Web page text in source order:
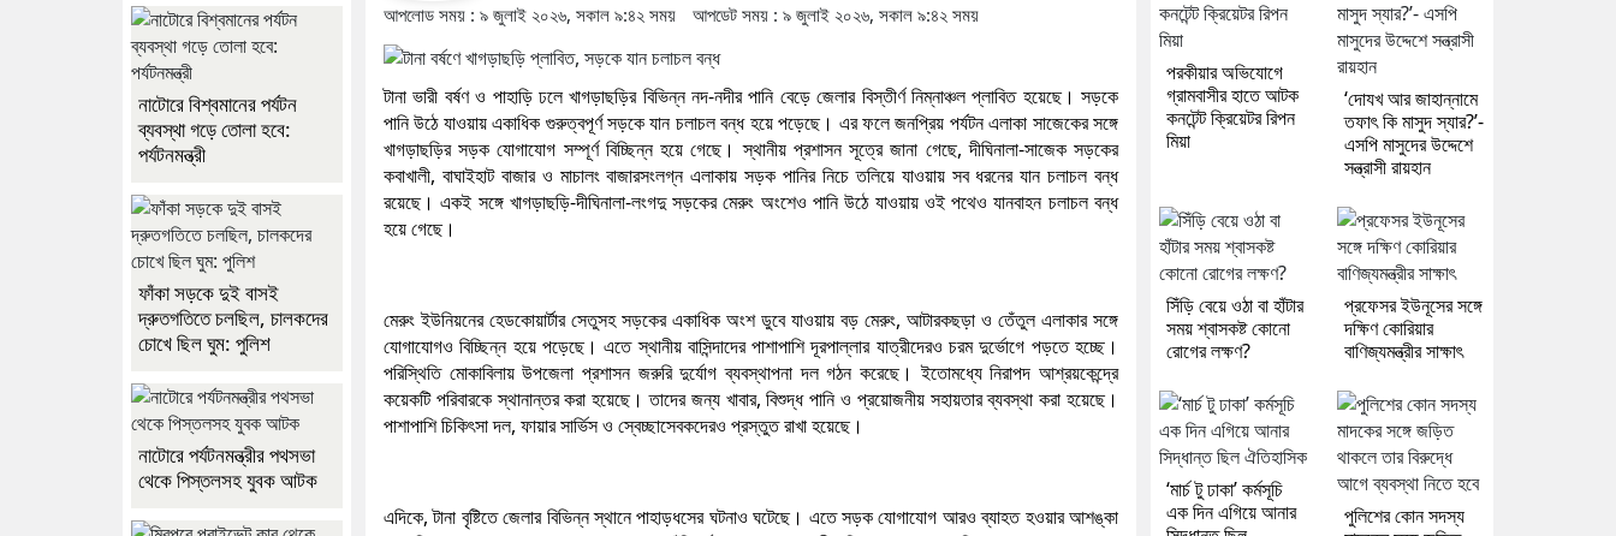
আপলোড সময় : ৯ জুলাই ২০২৬, সকাল ৯:৪২ সময় আপডেট সময় : ৯ জুলাই ২০২৬, সকাল ৯:৪২ সময়
টানা ভারী বর্ষণ ও পাহাড়ি ঢলে খাগড়াছড়ির বিভিন্ন নদ-নদীর পানি বেড়ে জেলার বিস্তীর্ণ নিম্নাঞ্চল প্লাবিত হয়েছে। সড়কে
পানি উঠে যাওয়ায় একাধিক গুরুত্বপূর্ণ সড়কে যান চলাচল বন্ধ হয়ে পড়েছে। এর ফলে জনপ্রিয় পর্যটন এলাকা সাজেকের সঙ্গে
খাগড়াছড়ির সড়ক যোগাযোগ সম্পূর্ণ বিচ্ছিন্ন হয়ে গেছে। স্থানীয় প্রশাসন সূত্রে জানা গেছে, দীঘিনালা-সাজেক সড়কের
কবাখালী, বাঘাইহাট বাজার ও মাচালং বাজারসংলগ্ন এলাকায় সড়ক পানির নিচে তলিয়ে যাওয়ায় সব ধরনের যান চলাচল বন্ধ
রয়েছে। একই সঙ্গে খাগড়াছড়ি-দীঘিনালা-লংগদু সড়কের মেরুং অংশেও পানি উঠে যাওয়ায় ওই পথেও যানবাহন চলাচল বন্ধ
হয়ে গেছে।
মেরুং ইউনিয়নের হেডকোয়ার্টার সেতুসহ সড়কের একাধিক অংশ ডুবে যাওয়ায় বড় মেরুং, আটারকছড়া ও তেঁতুল এলাকার সঙ্গে
যোগাযোগও বিচ্ছিন্ন হয়ে পড়েছে। এতে স্থানীয় বাসিন্দাদের পাশাপাশি দূরপাল্লার যাত্রীদেরও চরম দুর্ভোগে পড়তে হচ্ছে।
পরিস্থিতি মোকাবিলায় উপজেলা প্রশাসন জরুরি দুর্যোগ ব্যবস্থাপনা দল গঠন করেছে। ইতোমধ্যে নিরাপদ আশ্রয়কেন্দ্রে
কয়েকটি পরিবারকে স্থানান্তর করা হয়েছে। তাদের জন্য খাবার, বিশুদ্ধ পানি ও প্রয়োজনীয় সহায়তার ব্যবস্থা করা হয়েছে।
পাশাপাশি চিকিৎসা দল, ফায়ার সার্ভিস ও স্বেচ্ছাসেবকদেরও প্রস্তুত রাখা হয়েছে।
এদিকে, টানা বৃষ্টিতে জেলার বিভিন্ন স্থানে পাহাড়ধসের ঘটনাও ঘটেছে। এতে সড়ক যোগাযোগ আরও ব্যাহত হওয়ার আশঙ্কা
নাটোরে বিশ্বমানের পর্যটন
ব্যবস্থা গড়ে তোলা হবে:
পর্যটনমন্ত্রী
ফাঁকা সড়কে দুই বাসই
দ্রুতগতিতে চলছিল, চালকদের
চোখে ছিল ঘুম: পুলিশ
নাটোরে পর্যটনমন্ত্রীর পথসভা
থেকে পিস্তলসহ যুবক আটক
পরকীয়ার অভিযোগে
গ্রামবাসীর হাতে আটক
কনটেন্ট ক্রিয়েটর রিপন
মিয়া
‘দোযখ আর জাহান্নামে
তফাৎ কি মাসুদ স্যার?’-
এসপি মাসুদের উদ্দেশে
সন্ত্রাসী রায়হান
সিঁড়ি বেয়ে ওঠা বা হাঁটার
সময় শ্বাসকষ্ট কোনো
রোগের লক্ষণ?
প্রফেসর ইউনূসের সঙ্গে
দক্ষিণ কোরিয়ার
বাণিজ্যমন্ত্রীর সাক্ষাৎ
‘মার্চ টু ঢাকা’ কর্মসূচি
এক দিন এগিয়ে আনার
পুলিশের কোন সদস্য